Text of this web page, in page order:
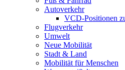
Autoverkehr
VCD-Positionen
Flugverkehr
Umwelt
Neue Mobilität
Stadt & Land
Mobilität für Menschen